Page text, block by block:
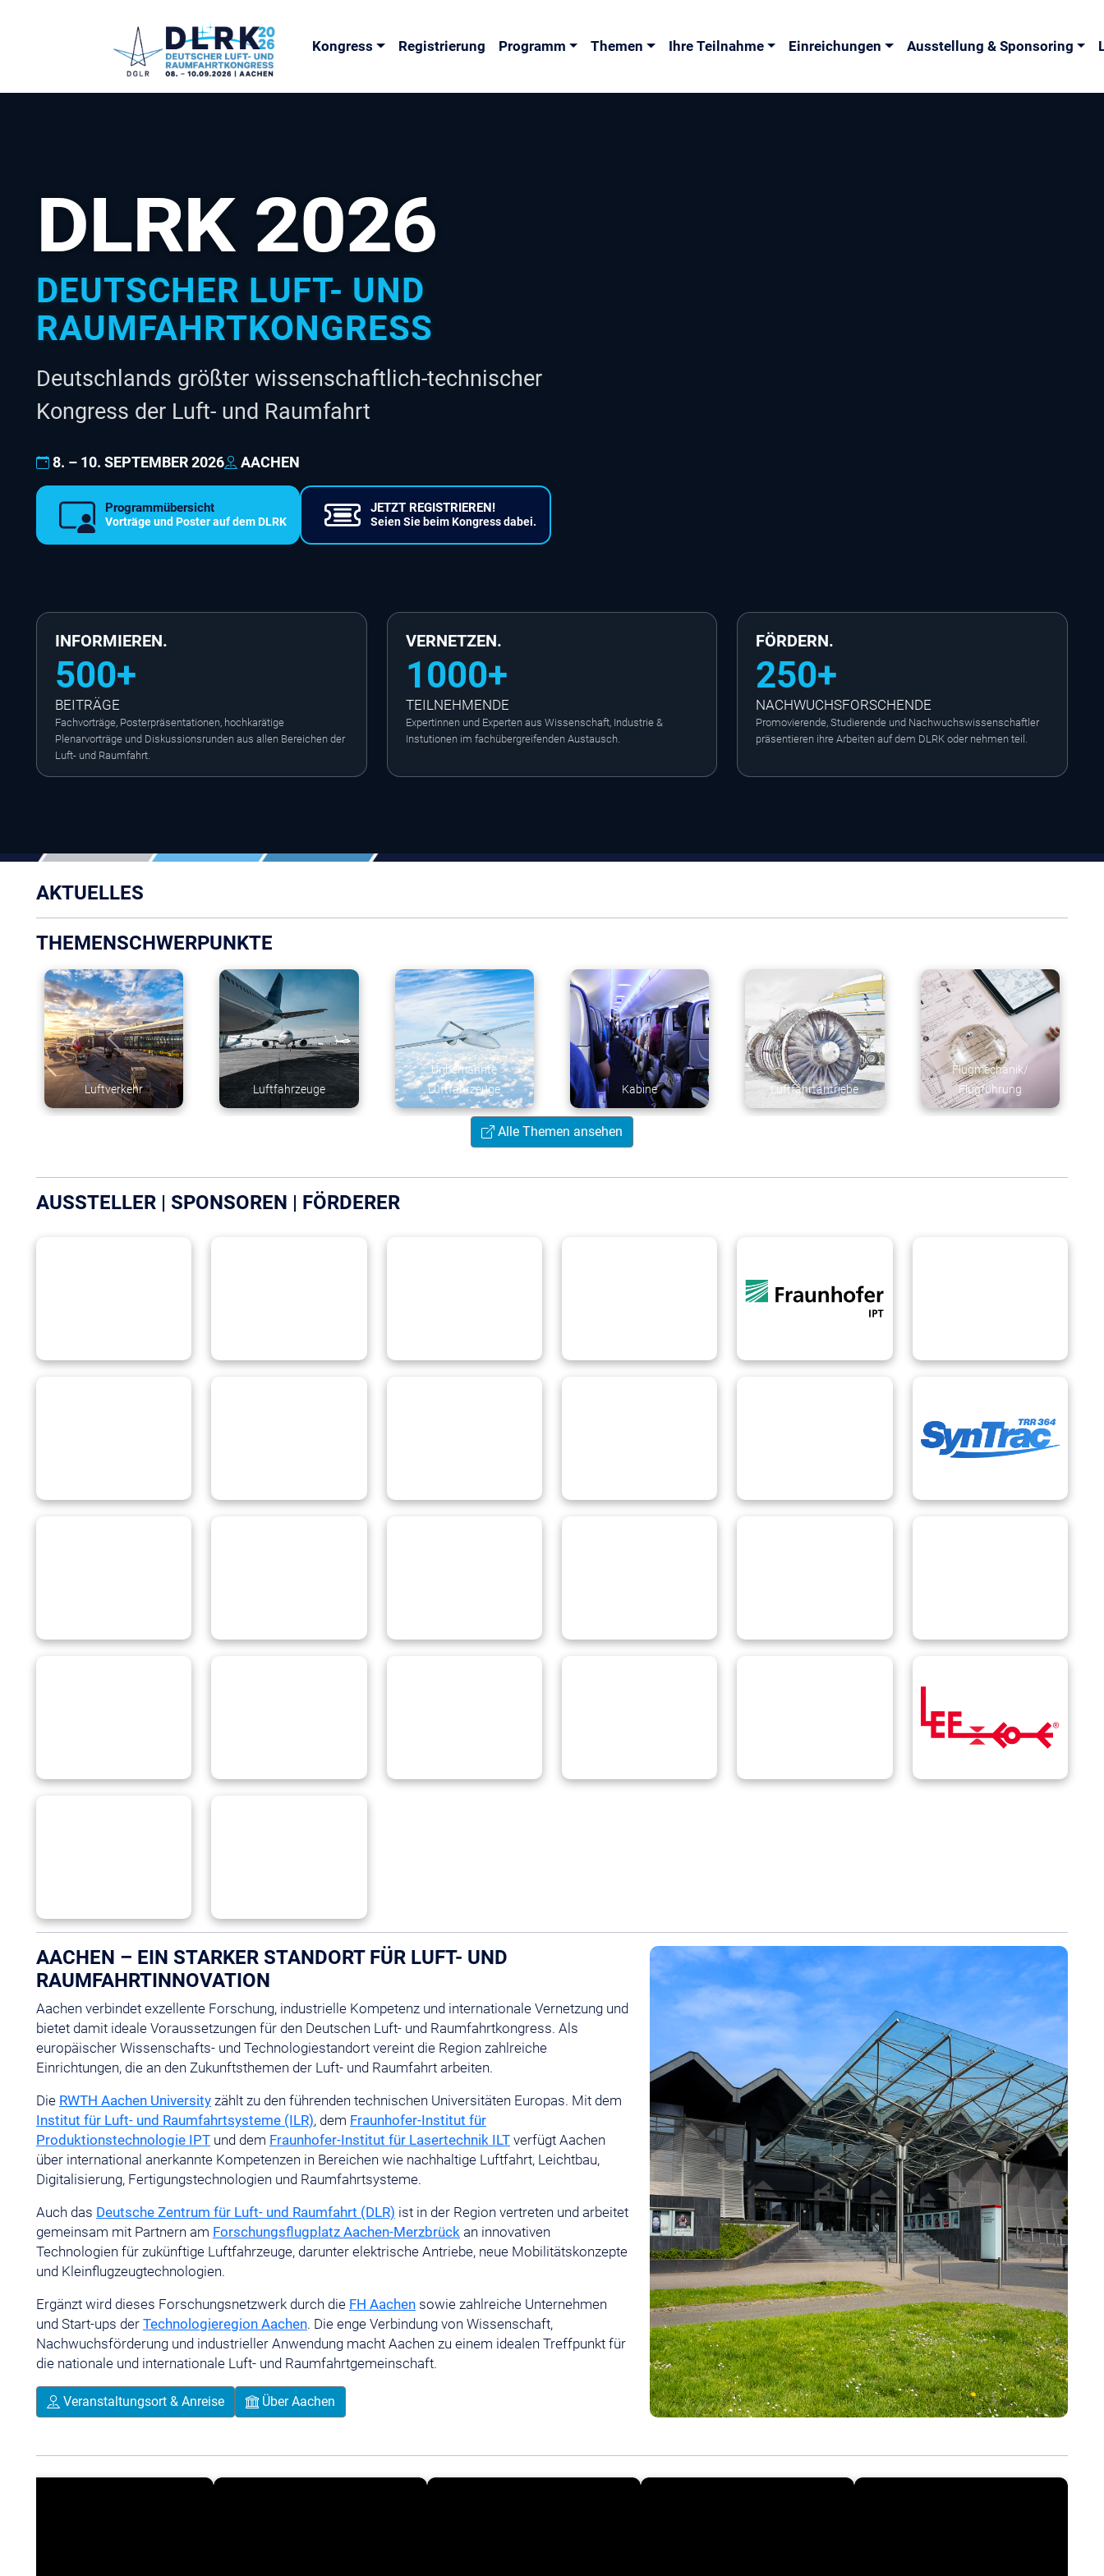
Kongress Registrierung Programm Themen Ihre Teilnahme Einreichungen Ausstellung & Sponsoring
DLRK 2026
DEUTSCHER LUFT- UND
RAUMFAHRTKONGRESS
Deutschlands größter wissenschaftlich-technischer
Kongress der Luft- und Raumfahrt
8. – 10. SEPTEMBER 2026 AACHEN
Programmübersicht
Vorträge und Poster auf dem DLRK
JETZT REGISTRIEREN!
Seien Sie beim Kongress dabei.
INFORMIEREN.
500+
BEITRÄGE
Fachvorträge, Posterpräsentationen, hochkarätige
Plenarvorträge und Diskussionsrunden aus allen Bereichen der
Luft- und Raumfahrt.
VERNETZEN.
1000+
TEILNEHMENDE
Expertinnen und Experten aus Wissenschaft, Industrie &
Instutionen im fachübergreifenden Austausch.
FÖRDERN.
250+
NACHWUCHSFORSCHENDE
Promovierende, Studierende und Nachwuchswissenschaftler
präsentieren ihre Arbeiten auf dem DLRK oder nehmen teil.
AKTUELLES
THEMENSCHWERPUNKTE
Raumfahrttechnik
Raumfahrtwissenschaft
& -anwendung
Raumfahrt &
Gesellschaft
Werkstoffe, Verfahren &
Bauweisen
Fluid- &
Thermodynamik
Avionik &
Missionstechnologien
Alle Themen ansehen
AUSSTELLER | SPONSOREN | FÖRDERER
AACHEN – EIN STARKER STANDORT FÜR LUFT- UND
RAUMFAHRTINNOVATION
Aachen verbindet exzellente Forschung, industrielle Kompetenz und internationale Vernetzung und
bietet damit ideale Voraussetzungen für den Deutschen Luft- und Raumfahrtkongress. Als
europäischer Wissenschafts- und Technologiestandort vereint die Region zahlreiche
Einrichtungen, die an den Zukunftsthemen der Luft- und Raumfahrt arbeiten.
Die RWTH Aachen University zählt zu den führenden technischen Universitäten Europas. Mit dem
Institut für Luft- und Raumfahrtsysteme (ILR), dem Fraunhofer-Institut für
Produktionstechnologie IPT und dem Fraunhofer-Institut für Lasertechnik ILT verfügt Aachen
über international anerkannte Kompetenzen in Bereichen wie nachhaltige Luftfahrt, Leichtbau,
Digitalisierung, Fertigungstechnologien und Raumfahrtsysteme.
Auch das Deutsche Zentrum für Luft- und Raumfahrt (DLR) ist in der Region vertreten und arbeitet
gemeinsam mit Partnern am Forschungsflugplatz Aachen-Merzbrück an innovativen
Technologien für zukünftige Luftfahrzeuge, darunter elektrische Antriebe, neue Mobilitätskonzepte
und Kleinflugzeugtechnologien.
Ergänzt wird dieses Forschungsnetzwerk durch die FH Aachen sowie zahlreiche Unternehmen
und Start-ups der Technologieregion Aachen. Die enge Verbindung von Wissenschaft,
Nachwuchsförderung und industrieller Anwendung macht Aachen zu einem idealen Treffpunkt für
die nationale und internationale Luft- und Raumfahrtgemeinschaft.
Veranstaltungsort & Anreise Über Aachen